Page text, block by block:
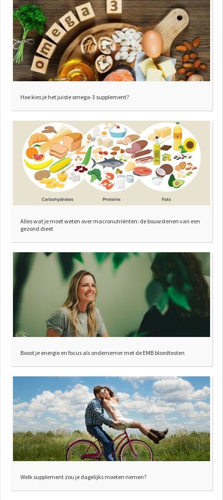
Hoe kies je het juiste omega-3 supplement?
Alles wat je moet weten over macronutriënten: de bouwstenen van een
gezond dieet
Boost je energie en focus als ondernemer met de EMB bloedtesten
Welk supplement zou je dagelijks moeten nemen?